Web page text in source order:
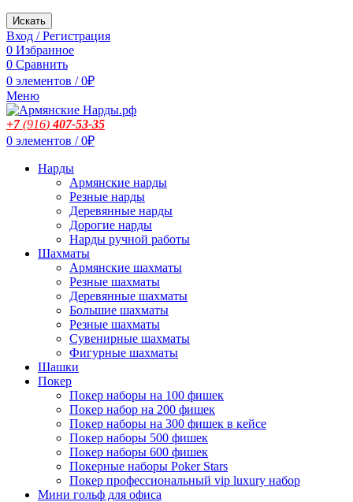
Искать
Вход / Регистрация
0 Избранное
0 Сравнить
0 элементов / 0₽
Меню
+7(916)407-53-35
0 элементов / 0₽
Нарды
Армянские нарды
Резные нарды
Деревянные нарды
Дорогие нарды
Нарды ручной работы
Шахматы
Армянские шахматы
Резные шахматы
Деревянные шахматы
Большие шахматы
Резные шахматы
Сувенирные шахматы
Фигурные шахматы
Шашки
Покер
Покер наборы на 100 фишек
Покер набор на 200 фишек
Покер наборы на 300 фишек в кейсе
Покер наборы 500 фишек
Покер наборы 600 фишек
Покерные наборы Poker Stars
Покер профессиональный vip luxury набор
Мини гольф для офиса